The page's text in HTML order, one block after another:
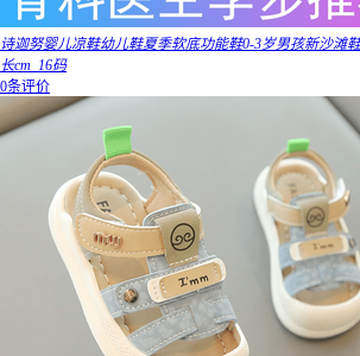
诗迦努婴儿凉鞋幼儿鞋夏季软底功能鞋0-3岁男孩新沙滩
长cm_16码
0条评价